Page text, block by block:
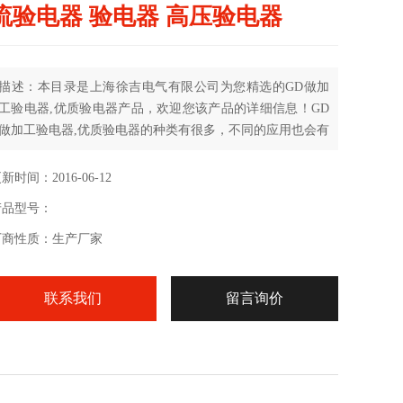
验电器 验电器 高压验电器
述：本目录是上海徐吉电气有限公司为您精选的GD做加
验电器,优质验电器产品，欢迎您该产品的详细信息！GD
加工验电器,优质验电器的种类有很多，不同的应用也会有
时间：2016-06-12
型号：
性质：生产厂家
联系我们 留言询价